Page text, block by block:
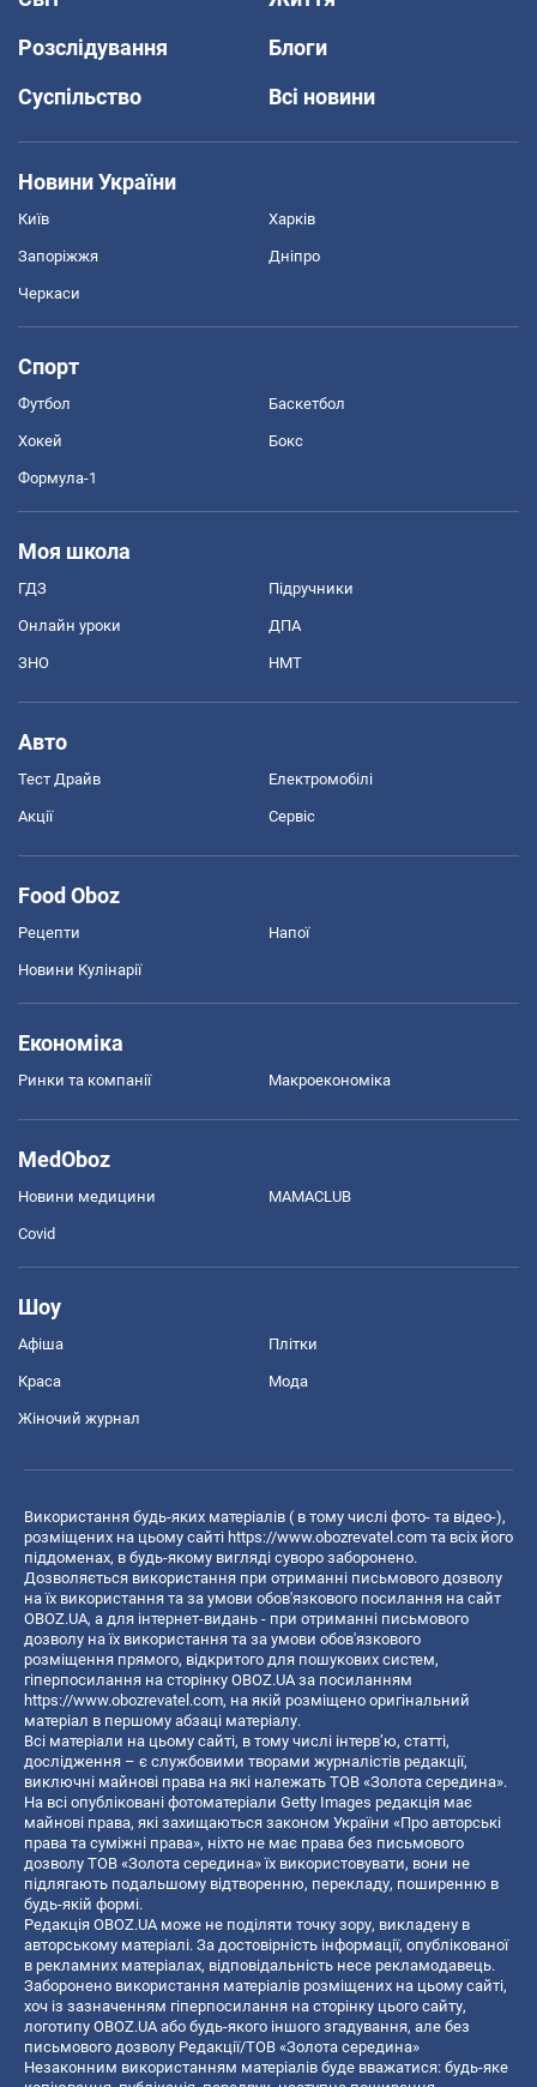
Розслідування
Блоги
Суспільство
Всі новини
Новини України
Київ Харків
Запоріжжя Дніпро
Черкаси
Спорт
Футбол Баскетбол
Хокей Бокс
Формула-1
Моя школа
ГДЗ Підручники
Онлайн уроки ДПА
ЗНО НМТ
Авто
Тест Драйв Електромобілі
Акції Сервіс
Food Oboz
Рецепти Напої
Новини Кулінарії
Економіка
Ринки та компанії Макроекономіка
MedOboz
Новини медицини MAMACLUB
Covid
Шоу
Афіша Плітки
Краса Мода
Жіночий журнал
Використання будь-яких матеріалів ( в тому числі фото- та відео-),
розміщених на цьому сайті https://www.obozrevatel.com та всіх його
піддоменах, в будь-якому вигляді суворо заборонено.
Дозволяється використання при отриманні письмового дозволу
на їх використання та за умови обов'язкового посилання на сайт
OBOZ.UA, а для інтернет-видань - при отриманні письмового
дозволу на їх використання та за умови обов'язкового
розміщення прямого, відкритого для пошукових систем,
гіперпосилання на сторінку OBOZ.UA за посиланням
https://www.obozrevatel.com, на якій розміщено оригінальний
матеріал в першому абзаці матеріалу.
Всі матеріали на цьому сайті, в тому числі інтерв’ю, статті,
дослідження – є службовими творами журналістів редакції,
виключні майнові права на які належать ТОВ «Золота середина».
На всі опубліковані фотоматеріали Getty Images редакція має
майнові права, які захищаються законом України «Про авторські
права та суміжні права», ніхто не має права без письмового
дозволу ТОВ «Золота середина» їх використовувати, вони не
підлягають подальшому відтворенню, перекладу, поширенню в
будь-якій формі.
Редакція OBOZ.UA може не поділяти точку зору, викладену в
авторському матеріалі. За достовірність інформації, опублікованої
в рекламних матеріалах, відповідальність несе рекламодавець.
Заборонено використання матеріалів розміщених на цьому сайті,
хоч із зазначенням гіперпосилання на сторінку цього сайту,
логотипу OBOZ.UA або будь-якого іншого згадування, але без
письмового дозволу Редакції/ТОВ «Золота середина»
Незаконним використанням матеріалів буде вважатися: будь-яке